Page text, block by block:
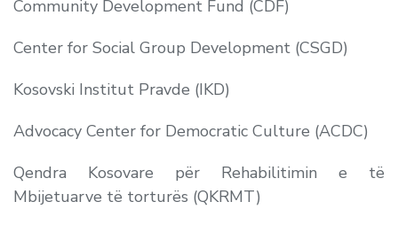
Community Development Fund (CDF)
Center for Social Group Development (CSGD)
Kosovski Institut Pravde (IKD)
Advocacy Center for Democratic Culture (ACDC)
Qendra Kosovare për Rehabilitimin e të
Mbijetuarve të torturës (QKRMT)